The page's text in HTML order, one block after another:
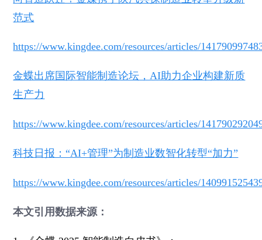
范式
https://www.kingdee.com/resources/articles/
金蝶出席国际智能制造论坛，AI助力企业构建新质
生产力
https://www.kingdee.com/resources/articles/
科技日报：“AI+管理”为制造业数智化转型“加力”
https://www.kingdee.com/resources/articles/
本文引用数据来源：